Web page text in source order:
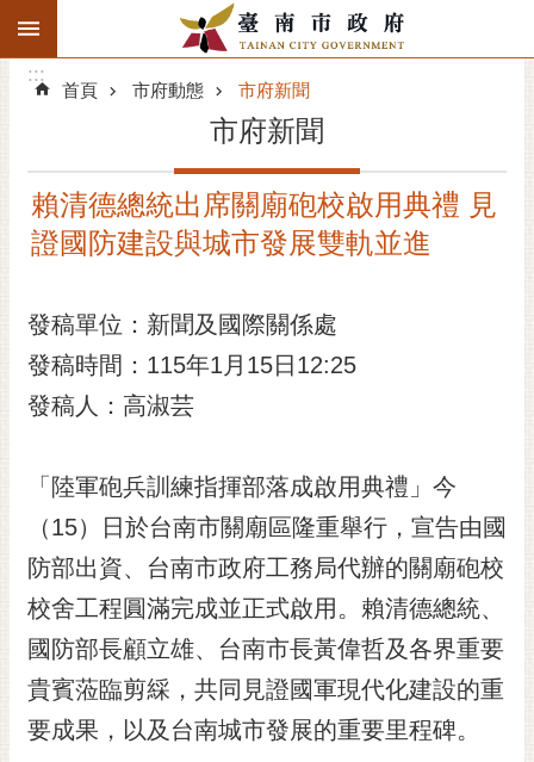
跳到主要內容區塊
搜
階
精彩府城
市府團隊
主題服務
市民互動
黃
偉
哲
螢
光
花
泉
:::
:::
首頁 市府動態 市府新聞
市府新聞
賴清德總統出席關廟砲校啟用典禮 見
證國防建設與城市發展雙軌並進
發稿單位：新聞及國際關係處
發稿時間：115年1月15日12:25
發稿人：高淑芸
「陸軍砲兵訓練指揮部落成啟用典禮」今
（15）日於台南市關廟區隆重舉行，宣告由國
防部出資、台南市政府工務局代辦的關廟砲校
校舍工程圓滿完成並正式啟用。賴清德總統、
國防部長顧立雄、台南市長黃偉哲及各界重要
貴賓蒞臨剪綵，共同見證國軍現代化建設的重
要成果，以及台南城市發展的重要里程碑。